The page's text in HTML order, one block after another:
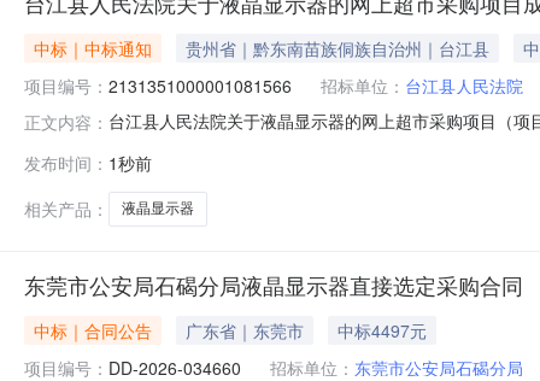
中标｜中标通知 贵州省｜黔东南苗族侗族自治州｜台江县
项目编号： 2131351000001081566 招标单位： 台江县人民法院
正文内容： 台江县人民法院关于液晶显示器的网上超市采购项目（
码:522699项目所在行政区划名称:黔东南苗族侗族自治
发布时间： 1秒前
相关产品：
液晶显示器
东莞市公安局石碣分局液晶显示器直接选定采购合同
中标｜合同公告 广东省｜东莞市
中标4497元
项目编号： DD-2026-034660 招标单位： 东莞市公安局石碣分局